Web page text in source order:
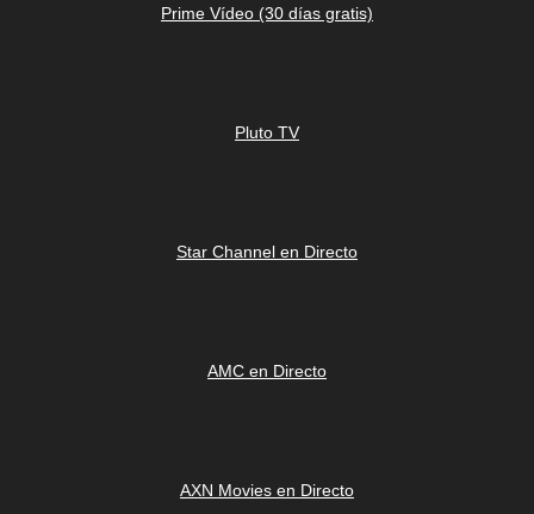
Prime Vídeo (30 días gratis)
Pluto TV
Star Channel en Directo
AMC en Directo
AXN Movies en Directo